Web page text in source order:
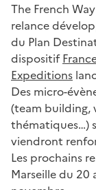
The French
relance
du Plan
dispositif
Expeditions
Des micro-
(team building,
thématiques…)
viendront
Les prochains
Marseille du 20